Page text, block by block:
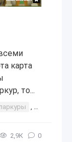
карта
то...
паркуры ,
2,9К 0